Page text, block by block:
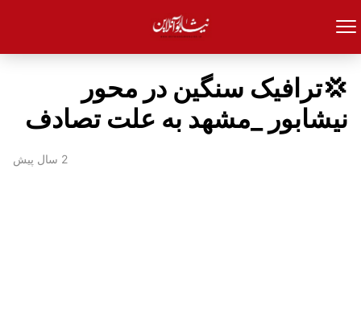
💢ترافیک سنگین در محور
نیشابور _مشهد به علت تصادف
2 سال پیش